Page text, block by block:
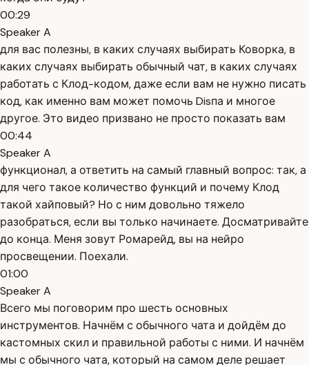
00:29
Speaker A
для вас полезны, в каких случаях выбирать Коворка, в
каких случаях выбирать обычный чат, в каких случаях
работать с Клод-кодом, даже если вам не нужно писать
код, как именно вам может помочь Disпа и многое
другое. Это видео призвано не просто показать вам
00:44
Speaker A
функционал, а ответить на самый главный вопрос: так, а
для чего такое количество функций и почему Клод
такой хайповый? Но с ним довольно тяжело
разобраться, если вы только начинаете. Досматривайте
до конца. Меня зовут Ромарейд, вы на нейро
просвещении. Поехали.
01:00
Speaker A
Всего мы поговорим про шесть основных
инструментов. Начнём с обычного чата и дойдём до
кастомных скил и правильной работы с ними. И начнём
мы с обычного чата, который на самом деле решает